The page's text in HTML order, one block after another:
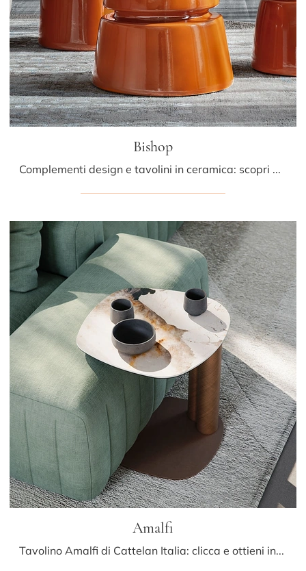
Bishop
Complementi design e tavolini in ceramica: scopri di più sul modello Bishop di Cattelan Italia e potrai arricchire i tuoi spazi.
Amalfi
Tavolino Amalfi di Cattelan Italia: clicca e ottieni informazioni sui Complementi e tavolini moderni in ceramica del rinomato brand!